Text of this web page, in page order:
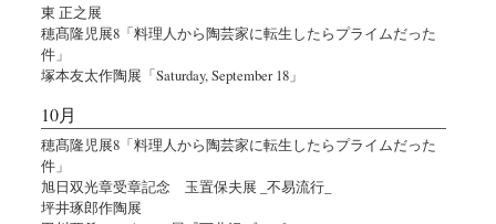
東 正之展
穂髙隆児展8「料理人から陶芸家に転生したらプライムだった
件」
塚本友太作陶展「Saturday, September 18」
10月
穂髙隆児展8「料理人から陶芸家に転生したらプライムだった
件」
旭日双光章受章記念 玉置保夫展 _不易流行_
坪井琢郎作陶展